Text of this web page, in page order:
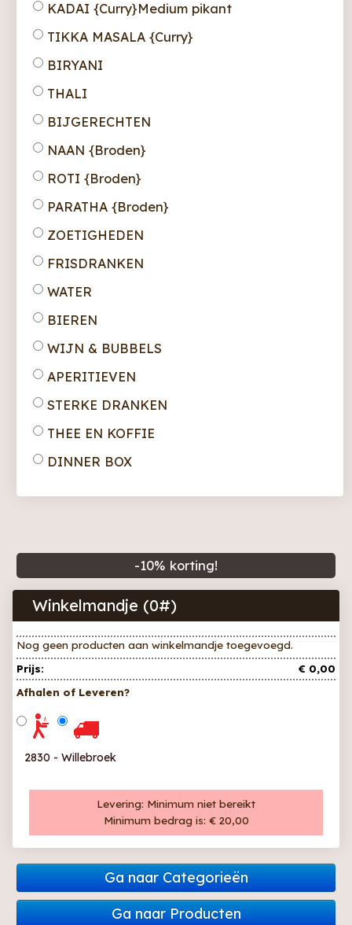
KADAI {Curry}Medium pikant
TIKKA MASALA {Curry}
BIRYANI
THALI
BIJGERECHTEN
NAAN {Broden}
ROTI {Broden}
PARATHA {Broden}
ZOETIGHEDEN
FRISDRANKEN
WATER
BIEREN
WIJN & BUBBELS
APERITIEVEN
STERKE DRANKEN
THEE EN KOFFIE
DINNER BOX
-10% korting!
Winkelmandje (0#)
Nog geen producten aan winkelmandje toegevoegd.
Prijs:
€ 0,00
Afhalen of Leveren?
2830 - Willebroek
Levering: Minimum niet bereikt
Minimum bedrag is: € 20,00
Ga naar Categorieën
Ga naar Producten